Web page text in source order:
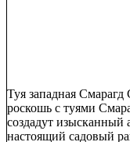
Туя западная
роскошь с туями
создадут изысканный
настоящий садовый